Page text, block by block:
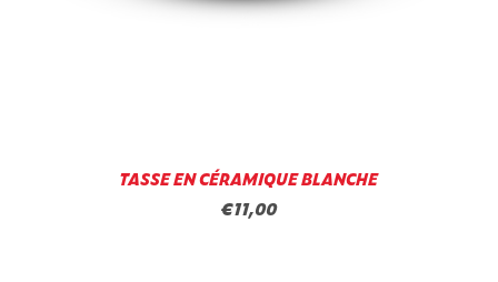
TASSE EN CÉRAMIQUE BLANCHE
€11,00